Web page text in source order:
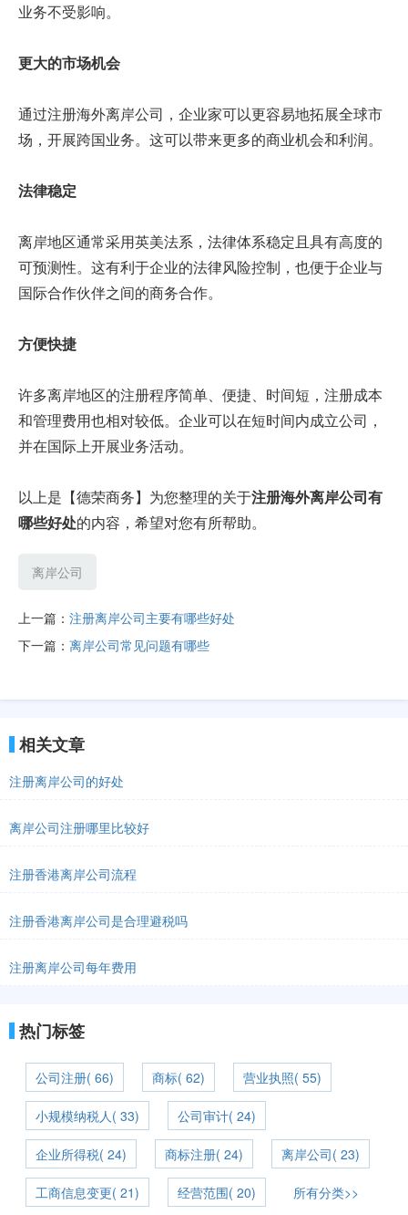
业务不受影响。
更大的市场机会
通过注册海外离岸公司，企业家可以更容易地拓展全球市
场，开展跨国业务。这可以带来更多的商业机会和利润。
法律稳定
离岸地区通常采用英美法系，法律体系稳定且具有高度的
可预测性。这有利于企业的法律风险控制，也便于企业与
国际合作伙伴之间的商务合作。
方便快捷
许多离岸地区的注册程序简单、便捷、时间短，注册成本
和管理费用也相对较低。企业可以在短时间内成立公司，
并在国际上开展业务活动。
以上是【德荣商务】为您整理的关于注册海外离岸公司有
哪些好处的内容，希望对您有所帮助。
离岸公司
上一篇： 注册离岸公司主要有哪些好处
下一篇： 离岸公司常见问题有哪些
相关文章
注册离岸公司的好处
离岸公司注册哪里比较好
注册香港离岸公司流程
注册香港离岸公司是合理避税吗
注册离岸公司每年费用
热门标签
公司注册( 66) 商标( 62) 营业执照( 55)
小规模纳税人( 33) 公司审计( 24)
企业所得税( 24) 商标注册( 24) 离岸公司( 23)
工商信息变更( 21) 经营范围( 20) 所有分类>>